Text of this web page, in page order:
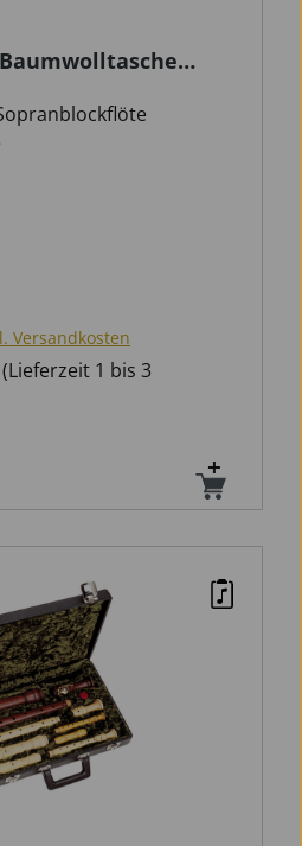
Baumwolltasche
Versandkosten
1 bis 3